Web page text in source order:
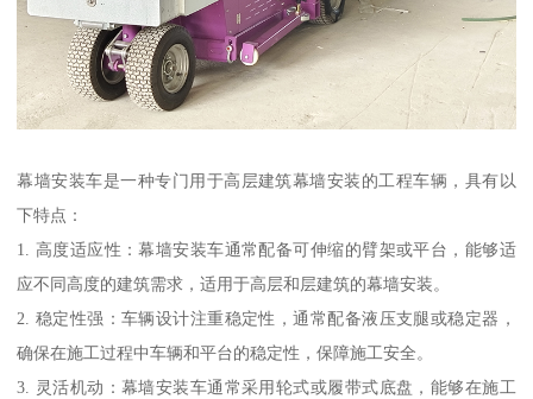
幕墙安装车是一种专门用于高层建筑幕墙安装的工程车辆，具有以
下特点：
1. 高度适应性：幕墙安装车通常配备可伸缩的臂架或平台，能够适
应不同高度的建筑需求，适用于高层和层建筑的幕墙安装。
2. 稳定性强：车辆设计注重稳定性，通常配备液压支腿或稳定器，
确保在施工过程中车辆和平台的稳定性，保障施工安全。
3. 灵活机动：幕墙安装车通常采用轮式或履带式底盘，能够在施工